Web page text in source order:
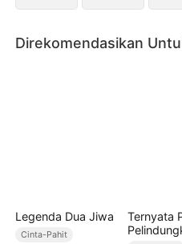
Direkomendasikan
Legenda Dua Jiwa
Cinta-Pahit
Ternyata